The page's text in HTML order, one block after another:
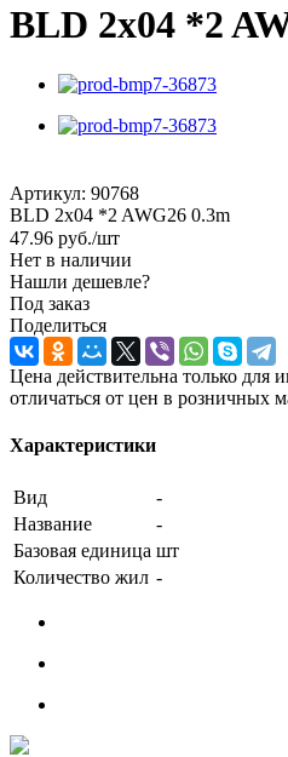
BLD 2x04 *2
Артикул: 90768
BLD 2x04 *2 AWG26 0.3m
47.96 руб./шт
Нет в наличии
Нашли дешевле?
Под заказ
Поделиться
Цена действительна только для
отличаться от цен в розничных
Характеристики
Вид
-
Название
-
Базовая единица шт
Количество жил -